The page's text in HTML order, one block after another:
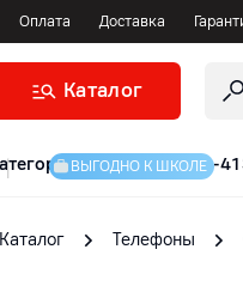
Оплата Доставка
Каталог
| ВЫГОДНО К ШКОЛЕ
Каталог Телефоны